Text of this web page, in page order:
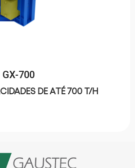
GX-700
DE ATÉ 700 T/H